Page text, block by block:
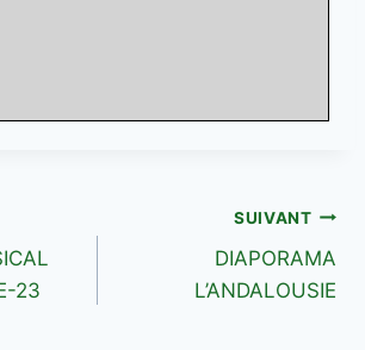
23
SUIVANT
DIAPORAMA
L’ANDALOUSIE